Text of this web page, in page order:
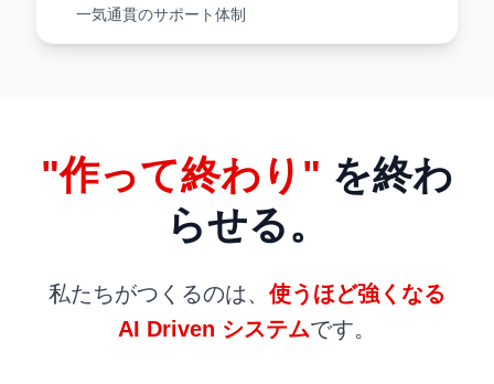
一気通貫のサポート体制
"作って終わり" を終わ
らせる。
私たちがつくるのは、 使うほど強くなる
AI Driven システムです。